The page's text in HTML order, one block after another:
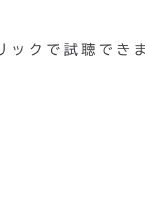
ックで試聴でき